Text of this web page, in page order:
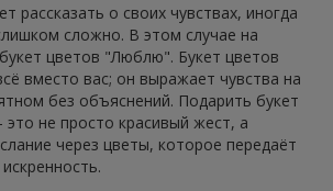
рассказать о своих чувствах, иногда
сложно. В этом случае на
цветов "Люблю". Букет цветов
вместо вас; он выражает чувства на
без объяснений. Подарить букет
не просто красивый жест, а
через цветы, которое передаёт